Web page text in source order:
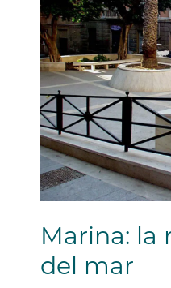
Marina: la
del mar